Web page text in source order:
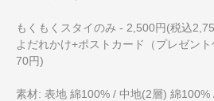
もくもくスタイのみ - 2,500円(税込
よだれかけ+ポストカード（プレゼン
70円)
素材: 表地 綿100% / 中地(2層) 綿